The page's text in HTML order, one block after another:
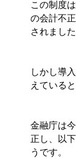
この制度
の会計不
されました
しかし導
えている
金融庁は
正し、以
うです。